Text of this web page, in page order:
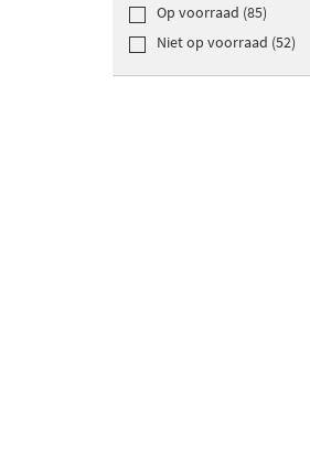
Op voorraad (85)
Niet op voorraad (52)